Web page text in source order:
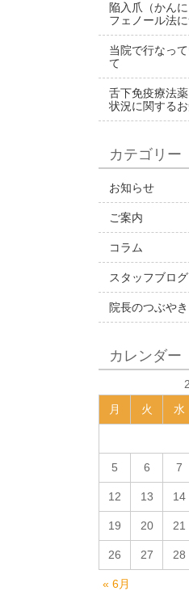
陥入爪（かん
フェノール法
当院で行なっ
て
舌下免疫療法
状況に関する
カテゴリー
お知らせ
ご案内
コラム
スタッフブログ
院長のつぶやき
カレンダー
月
火 水
« 6月
5 6 7
12 13 14
19 20 21
26 27 28